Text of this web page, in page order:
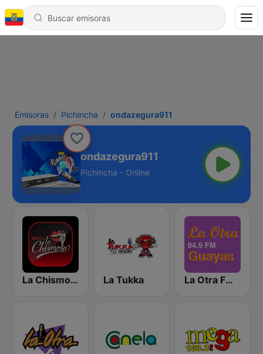
Emisoras Pichincha ondazegura911
ondazegura911
Pichincha - Online
La Chismosa 104.1 La Tukka La Otra FM - Guayaquil